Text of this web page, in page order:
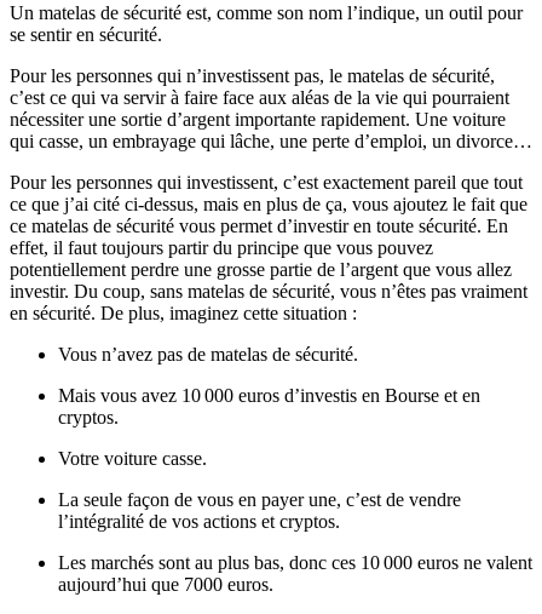
Un matelas de sécurité est, comme son nom l’indique, un outil pour
se sentir en sécurité.
Pour les personnes qui n’investissent pas, le matelas de sécurité,
c’est ce qui va servir à faire face aux aléas de la vie qui pourraient
nécessiter une sortie d’argent importante rapidement. Une voiture
qui casse, un embrayage qui lâche, une perte d’emploi, un divorce…
Pour les personnes qui investissent, c’est exactement pareil que tout
ce que j’ai cité ci-dessus, mais en plus de ça, vous ajoutez le fait que
ce matelas de sécurité vous permet d’investir en toute sécurité. En
effet, il faut toujours partir du principe que vous pouvez
potentiellement perdre une grosse partie de l’argent que vous allez
investir. Du coup, sans matelas de sécurité, vous n’êtes pas vraiment
en sécurité. De plus, imaginez cette situation :
Vous n’avez pas de matelas de sécurité.
Mais vous avez 10 000 euros d’investis en Bourse et en
cryptos.
Votre voiture casse.
La seule façon de vous en payer une, c’est de vendre
l’intégralité de vos actions et cryptos.
Les marchés sont au plus bas, donc ces 10 000 euros ne valent
aujourd’hui que 7000 euros.